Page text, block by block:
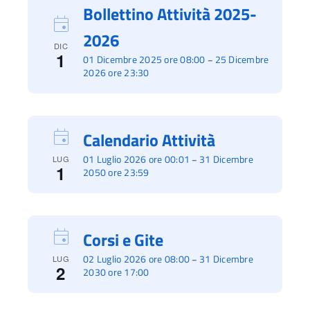
DIC
1 01 Dicembre 2025 ore 08:00 – 25 Dicembre
2026 ore 23:30
Bollettino Attività 2025-
2026
LUG
1
01 Luglio 2026 ore 00:01 – 31 Dicembre
2050 ore 23:59
Calendario Attività
LUG
2
02 Luglio 2026 ore 08:00– 31 Dicembre
2030 ore 17:00
Corsi e Gite